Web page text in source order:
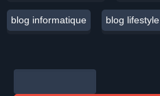
blog informatique blog lifestyle